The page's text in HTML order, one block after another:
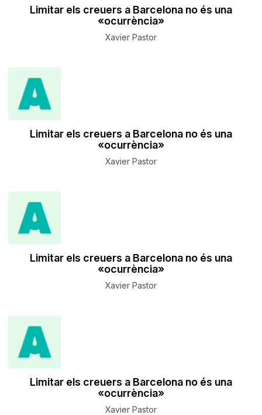
Limitar els creuers a Barcelona no és una
«ocurrència»
Xavier Pastor
Limitar els creuers a Barcelona no és una
«ocurrència»
Xavier Pastor
Limitar els creuers a Barcelona no és una
«ocurrència»
Xavier Pastor
Limitar els creuers a Barcelona no és una
«ocurrència»
Xavier Pastor